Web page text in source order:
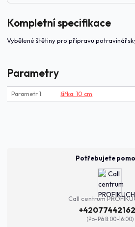
Kompletní specifikace
Vybělené štětiny pro přípravu
Parametry
Parametr 1 šířka: 10 cm
Potřebujete
Call centrum
(Po-Pá 8:00-16:00)